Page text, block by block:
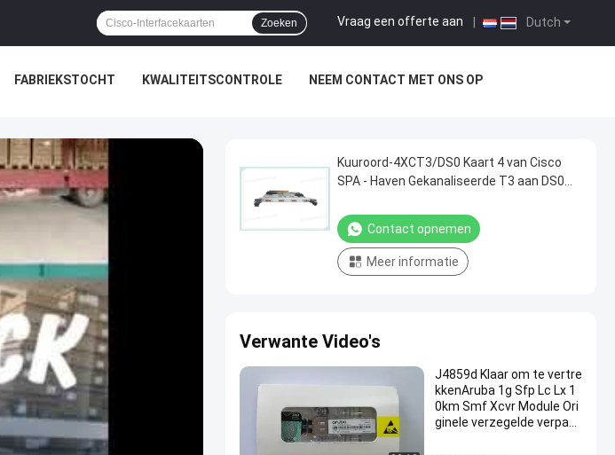
Dutch
Vraag een offerte aan
Zoeken
FABRIEKSTOCHT KWALITEITSCONTROLE NEEM CONTACT MET ONS OP
Kuuroord-4XCT3/DS0 Kaart 4 van Cisco
SPA - Haven Gekanaliseerde T3 aan DS0
Contact opnemen
Meer informatie
Verwante Video's
J4859d Klaar om te vertre
kkenAruba 1g Sfp Lc Lx 1
0km Smf Xcvr Module Ori
ginele verzegelde verpakk